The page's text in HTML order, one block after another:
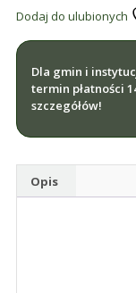
Dodaj do ulubionych
Dla gmin i
termin płatności
szczegółów!
Opis